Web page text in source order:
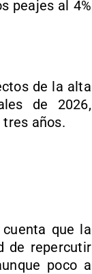
peajes al 4%
de la alta
de 2026,
años.
que la
de repercutir
poco a